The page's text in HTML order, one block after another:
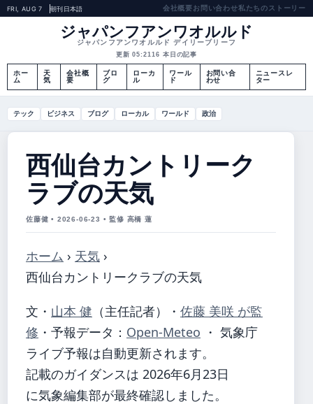
FRI, AUG 7 朝刊日本語 会社概要お問い合わせ私たちのストーリー
ジャパンフアンワオルルド
ジャパンフアンワオルルド デイリーブリーフ
更新 05:2116 本日の記事
ホー
ム
天
気
会社概
要
ブロ
グ
ローカ
ル
ワール
ド
お問い合
わせ
ニュースレ
ター
テック ビジネス ブログ ローカル ワールド 政治
西仙台カントリーク
ラブの天気
佐藤健 • 2026-06-23 • 監修 高橋 蓮
ホーム › 天気 ›
西仙台カントリークラブの天気
文・ 山本 健 （主任記者） ・ 佐藤 美咲 が監
修 ・ 予報データ： Open-Meteo ・ 気象庁
ライブ予報は自動更新されます。
記載のガイダンスは 2026年6月23日
に気象編集部が最終確認しました。